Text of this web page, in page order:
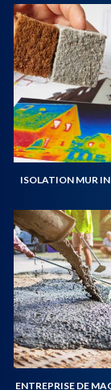
ISOLATION MUR
ENTREPRISE DE